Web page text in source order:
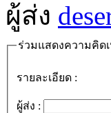
ผู้ส่ง
ร่วมแสดงความคิด
รายละเอียด :
ผู้ส่ง :